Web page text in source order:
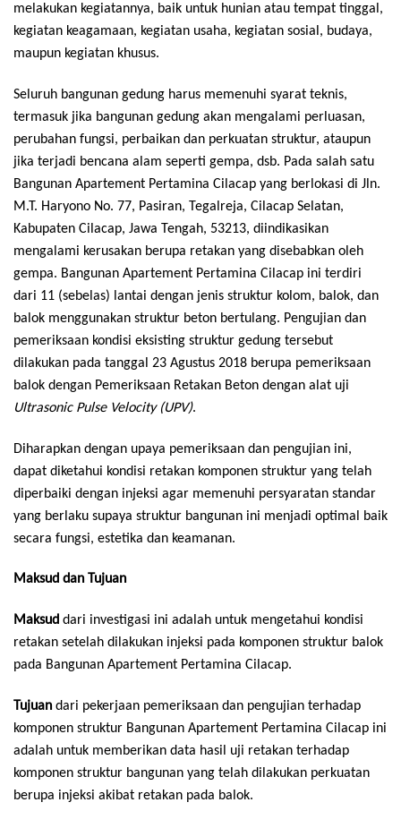
melakukan kegiatannya, baik untuk hunian atau tempat tinggal,
kegiatan keagamaan, kegiatan usaha, kegiatan sosial, budaya,
maupun kegiatan khusus.
Seluruh bangunan gedung harus memenuhi syarat teknis,
termasuk jika bangunan gedung akan mengalami perluasan,
perubahan fungsi, perbaikan dan perkuatan struktur, ataupun
jika terjadi bencana alam seperti gempa, dsb. Pada salah satu
Bangunan Apartement Pertamina Cilacap yang berlokasi di Jln.
M.T. Haryono No. 77, Pasiran, Tegalreja, Cilacap Selatan,
Kabupaten Cilacap, Jawa Tengah, 53213, diindikasikan
mengalami kerusakan berupa retakan yang disebabkan oleh
gempa. Bangunan Apartement Pertamina Cilacap ini terdiri
dari 11 (sebelas) lantai dengan jenis struktur kolom, balok, dan
balok menggunakan struktur beton bertulang. Pengujian dan
pemeriksaan kondisi eksisting struktur gedung tersebut
dilakukan pada tanggal 23 Agustus 2018 berupa pemeriksaan
balok dengan Pemeriksaan Retakan Beton dengan alat uji
Ultrasonic Pulse Velocity (UPV).
Diharapkan dengan upaya pemeriksaan dan pengujian ini,
dapat diketahui kondisi retakan komponen struktur yang telah
diperbaiki dengan injeksi agar memenuhi persyaratan standar
yang berlaku supaya struktur bangunan ini menjadi optimal baik
secara fungsi, estetika dan keamanan.
Maksud dan Tujuan
Maksud dari investigasi ini adalah untuk mengetahui kondisi
retakan setelah dilakukan injeksi pada komponen struktur balok
pada Bangunan Apartement Pertamina Cilacap.
Tujuandari pekerjaan pemeriksaan dan pengujian terhadap
komponen struktur Bangunan Apartement Pertamina Cilacap ini
adalah untuk memberikan data hasil uji retakan terhadap
komponen struktur bangunan yang telah dilakukan perkuatan
berupa injeksi akibat retakan pada balok.